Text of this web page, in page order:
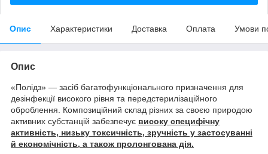
Опис Характеристики Доставка Оплата Умови
Опис
«Полідз» — засіб багатофункціонального призначення для
дезінфекції високого рівня та передстерилізаційного
оброблення. Композиційний склад різних за своєю природою
активних субстанцій забезпечує високу специфічну
активність, низьку токсичність, зручність у застосуванні
й економічність, а також пролонгована дія.